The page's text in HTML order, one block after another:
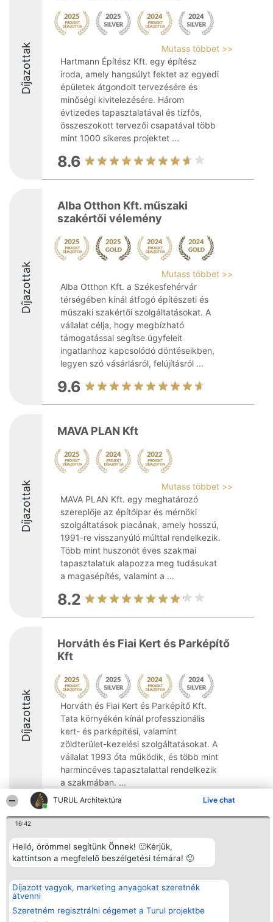
TURUL Architektúra Live chat
16:42
Helló, örömmel segítünk Önnek! 🙂Kérjük,
kattintson a megfelelő beszélgetési témára! 🙂
Díjazott vagyok, marketing anyagokat szeretnék
átvenni
Szeretném regisztrálni cégemet a Turul projektbe
Díjazottak
Mutass többet >>
Hartmann Építész Kft. egy építész
iroda, amely hangsúlyt fektet az egyedi
épületek átgondolt tervezésére és
minőségi kivitelezésére. Három
évtizedes tapasztalatával és tízfős,
összeszokott tervezői csapatával több
mint 1000 sikeres projektet ...
8.6
Díjazottak
Alba Otthon Kft. műszaki
szakértői vélemény
Mutass többet >>
Alba Otthon Kft. a Székesfehérvár
térségében kínál átfogó építészeti és
műszaki szakértői szolgáltatásokat. A
vállalat célja, hogy megbízható
támogatással segítse ügyfeleit
ingatlanhoz kapcsolódó döntéseikben,
legyen szó vásárlásról, felújításról ...
9.6
Díjazottak
MAVA PLAN Kft
Mutass többet >>
MAVA PLAN Kft. egy meghatározó
szereplője az építőipar és mérnöki
szolgáltatások piacának, amely hosszú,
1991-re visszanyúló múlttal rendelkezik.
Több mint huszonöt éves szakmai
tapasztalatuk alapozza meg tudásukat
a magasépítés, valamint a ...
8.2
Díjazottak
Horváth és Fiai Kert és Parképítő
Kft
Horváth és Fiai Kert és Parképítő Kft.
Tata környékén kínál professzionális
kert- és parképítési, valamint
zöldterület-kezelési szolgáltatásokat. A
vállalat 1993 óta működik, és több mint
harmincéves tapasztalattal rendelkezik
a szakmában. ...
8.6
Rangsorszervező
SC Beautiful Company S.R.L.
Bulevardul Aleea Timișul De
4, Ap. 13
Bukarest 53-238
tel: +363 033 425 71
Népszavazás
Nyertesek
Az összes
listája
Szabályok
Polityka
Elérhetőség